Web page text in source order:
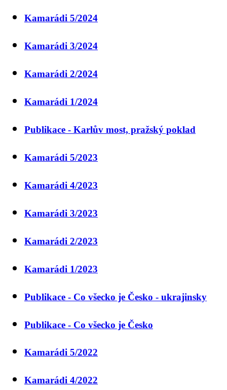
Kamarádi 5/2024
Kamarádi 3/2024
Kamarádi 2/2024
Kamarádi 1/2024
Publikace - Karlův most, pražský poklad
Kamarádi 5/2023
Kamarádi 4/2023
Kamarádi 3/2023
Kamarádi 2/2023
Kamarádi 1/2023
Publikace - Co všecko je Česko - ukrajinsky
Publikace - Co všecko je Česko
Kamarádi 5/2022
Kamarádi 4/2022